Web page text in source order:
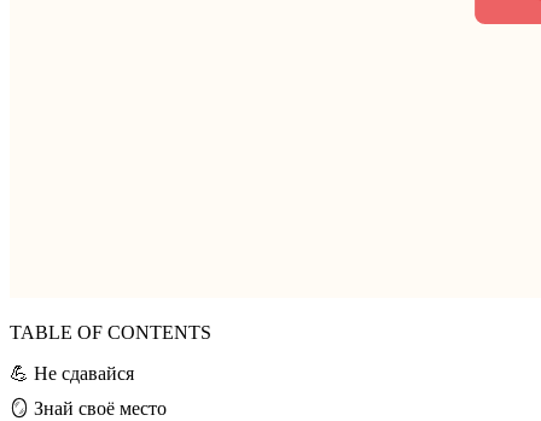
TABLE OF CONTENTS
💪 Не сдавайся
🪞 Знай своё место